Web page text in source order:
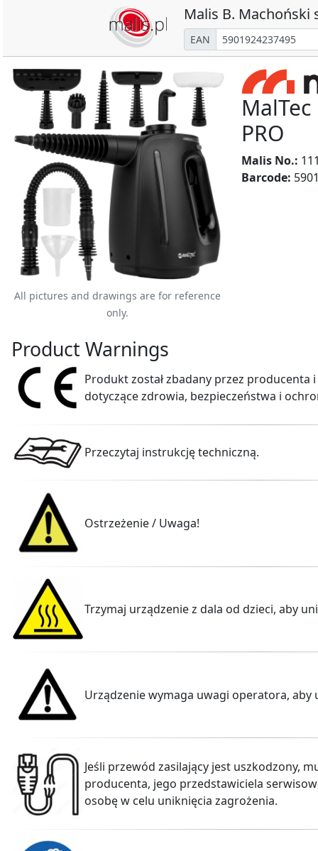
Malis B. Machoński
EAN
All pictures and drawings are for reference
only.
PRO
Malis No.:
Barcode:
Product Warnings
Produkt został zbadany przez producenta
dotyczące zdrowia, bezpieczeństwa i
Przeczytaj instrukcję techniczną.
Ostrzeżenie / Uwaga!
Trzymaj urządzenie z dala od dzieci, aby
Urządzenie wymaga uwagi operatora,
Jeśli przewód zasilający jest uszkodzony,
producenta, jego przedstawiciela
osobę w celu uniknięcia zagrożenia.